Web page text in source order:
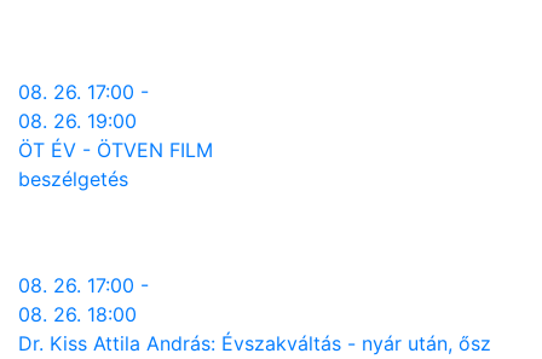
08. 26. 17:00 -
08. 26. 19:00
ÖT ÉV - ÖTVEN FILM
beszélgetés
08. 26. 17:00 -
08. 26. 18:00
Dr. Kiss Attila András: Évszakváltás - nyár után, ősz